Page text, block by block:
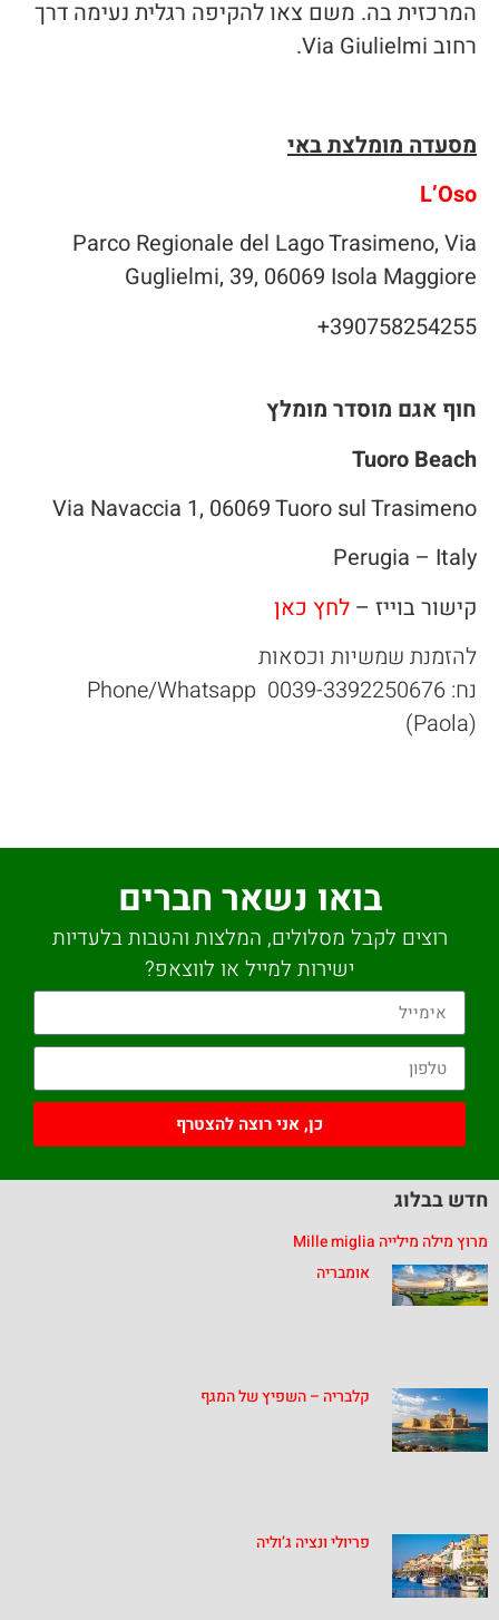
המרכזית בה. משם צאו להקיפה רגלית נעימה דרך
רחוב Via Giulielmi.
מסעדה מומלצת באי
L’Oso
Parco Regionale del Lago Trasimeno, Via
Guglielmi, 39, 06069 Isola Maggiore
390758254255+
חוף אגם מוסדר מומלץ
Tuoro Beach
Via Navaccia 1, 06069 Tuoro sul Trasimeno
Perugia – Italy
קישור בוייז – לחץ כאן
להזמנת שמשיות וכסאות
נח: Phone/Whatsapp 0039-3392250676
(Paola)
בואו נשאר חברים
רוצים לקבל מסלולים, המלצות והטבות בלעדיות
ישירות למייל או לווצאפ?
כן, אני רוצה להצטרף
חדש בבלוג
מרוץ מילה מילייה Mille miglia
אומבריה
קלבריה – השפיץ של המגף
פריולי ונציה ג’וליה